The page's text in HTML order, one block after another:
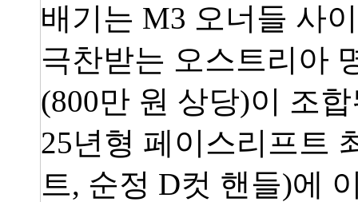
배기는 M3 오너들 사
극찬받는 오스트리아
(800만 원 상당)이 조
25년형 페이스리프트
트, 순정 D컷 핸들)에